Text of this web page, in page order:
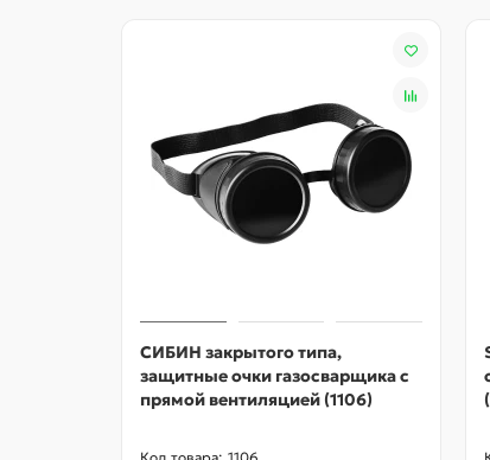
СИБИН закрытого типа,
защитные очки газосварщика с
прямой вентиляцией (1106)